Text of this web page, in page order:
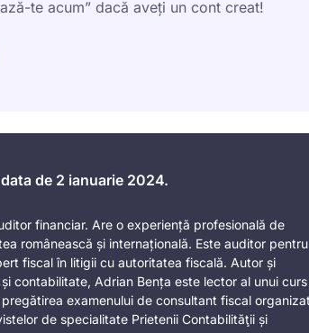
te acum” dacă aveți un cont creat!
de 2 ianuarie 2024.
financiar. Are o experiență profesională de
românească și internațională. Este auditor pentru
fiscal în litigii cu autoritatea fiscală. Autor și
contabilitate, Adrian Bența este lector al unui curs
examenului de consultant fiscal organizat
de specialitate Prietenii Contabilităţii și